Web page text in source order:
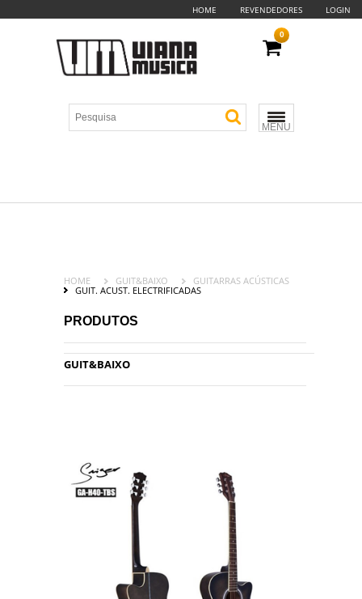
HOME REVENDEDORES LOGIN
MENU
0
HOME GUIT&BAIXO
GUITARRAS ACÚSTICAS
GUIT. ACUST. ELECTRIFICADAS
PRODUTOS
GUIT&BAIXO